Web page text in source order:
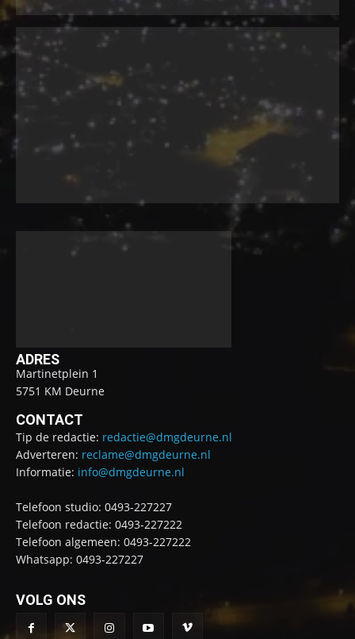
ADRES
Martinetplein 1
5751 KM Deurne
CONTACT
Tip de redactie: redactie@dmgdeurne.nl
Adverteren: reclame@dmgdeurne.nl
Informatie: info@dmgdeurne.nl
Telefoon studio: 0493-227227
Telefoon redactie: 0493-227222
Telefoon algemeen: 0493-227222
Whatsapp: 0493-227227
VOLG ONS